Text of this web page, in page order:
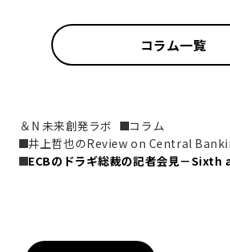
コラム一覧
＆N 未来創発ラボ
コラム
井上哲也のReview on Central
ECBのドラギ総裁の記者会見－